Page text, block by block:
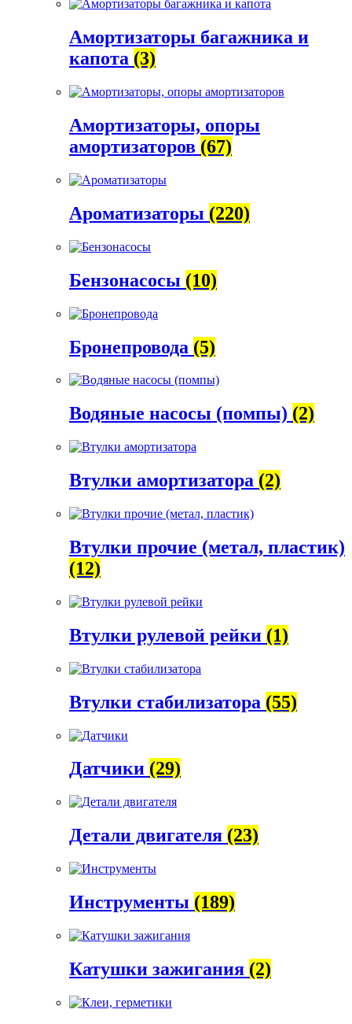
Амортизаторы багажника и
капота (3)
Амортизаторы, опоры
амортизаторов (67)
Ароматизаторы (220)
Бензонасосы (10)
Бронепровода (5)
Водяные насосы (помпы) (2)
Втулки амортизатора (2)
Втулки прочие (метал, пластик)
(12)
Втулки рулевой рейки (1)
Втулки стабилизатора (55)
Датчики (29)
Детали двигателя (23)
Инструменты (189)
Катушки зажигания (2)